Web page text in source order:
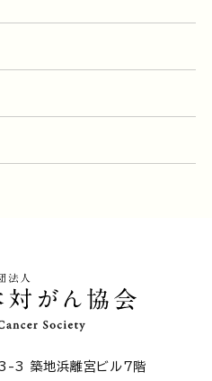
3 築地浜離宮ビル7階